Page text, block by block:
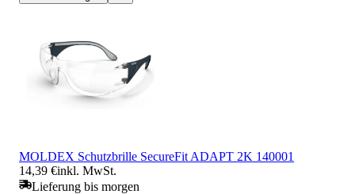
MOLDEX Schutzbrille SecureFit ADAPT 2K 140001
14,39 €inkl. MwSt.
Lieferung bis morgen